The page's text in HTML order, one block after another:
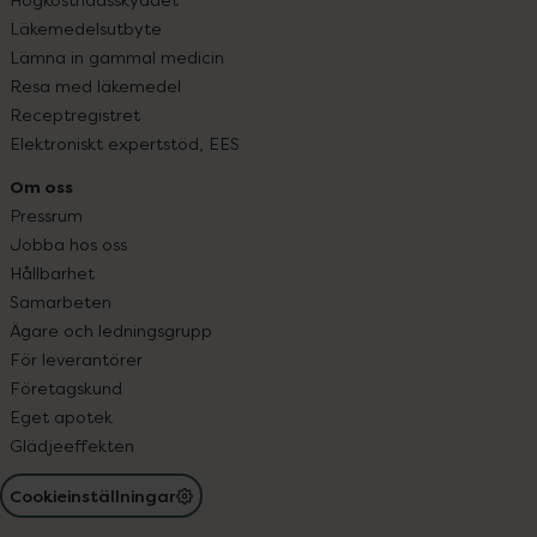
Läkemedelsutbyte
Lämna in gammal medicin
Resa med läkemedel
Receptregistret
Elektroniskt expertstöd, EES
Om oss
Pressrum
Jobba hos oss
Hållbarhet
Samarbeten
Ägare och ledningsgrupp
För leverantörer
Företagskund
Eget apotek
Glädjeeffekten
Cookieinställningar